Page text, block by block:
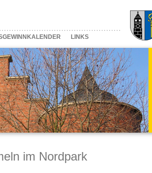
LINKS
im Nordpark